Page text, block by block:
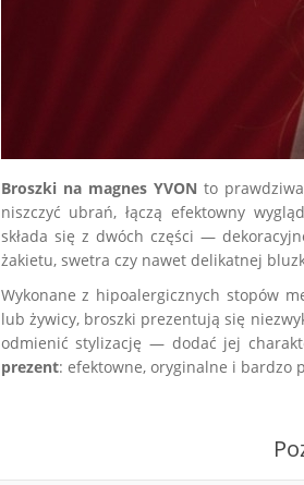
Broszki na magnes YVON to
niszczyć ubrań, łączą efektowny
składa się z dwóch części —
żakietu, swetra czy nawet delikatnej
Wykonane z hipoalergicznych stopów
lub żywicy, broszki prezentują się
odmienić stylizację — dodać jej
prezent: efektowne, oryginalne i bardzo